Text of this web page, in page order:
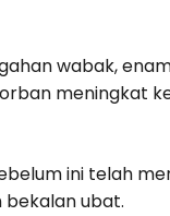
wabak,
meningkat
ini telah
ubat.